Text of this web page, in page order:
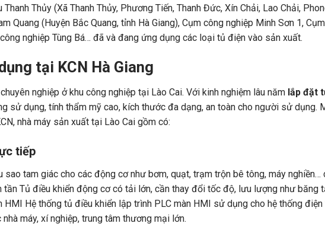
Thủy (Xã Thanh Thủy, Phương Tiến, Thanh Đức, Xín Chải, Lao Chải,
Quang (Huyện Bắc Quang, tỉnh Hà Giang), Cụm công nghiệp Minh Sơn 1,
nghiệp Tùng Bá… đã và đang ứng dụng các loại tủ điện vào sản xuất.
tại KCN Hà Giang
nghiệp ở khu công nghiệp tại Lào Cai. Với kinh nghiệm lâu nămlắp đặt
sử dụng, tính thẩm mỹ cao, kích thước đa dạng, an toàn cho người sử dụng.
nhà máy sản xuất tại Lào Cai gồm có:
tiếp
tam giác cho các động cơ như bơm, quạt, trạm trộn bê tông, máy nghiền…
tần Tủ điều khiển động cơ có tải lớn, cần thay đổi tốc độ, lưu lượng như băng
HMI Hệ thống tủ điều khiển lập trình PLC màn HMI sử dụng cho hệ thống
máy, xí nghiệp, trung tâm thương mại lớn.